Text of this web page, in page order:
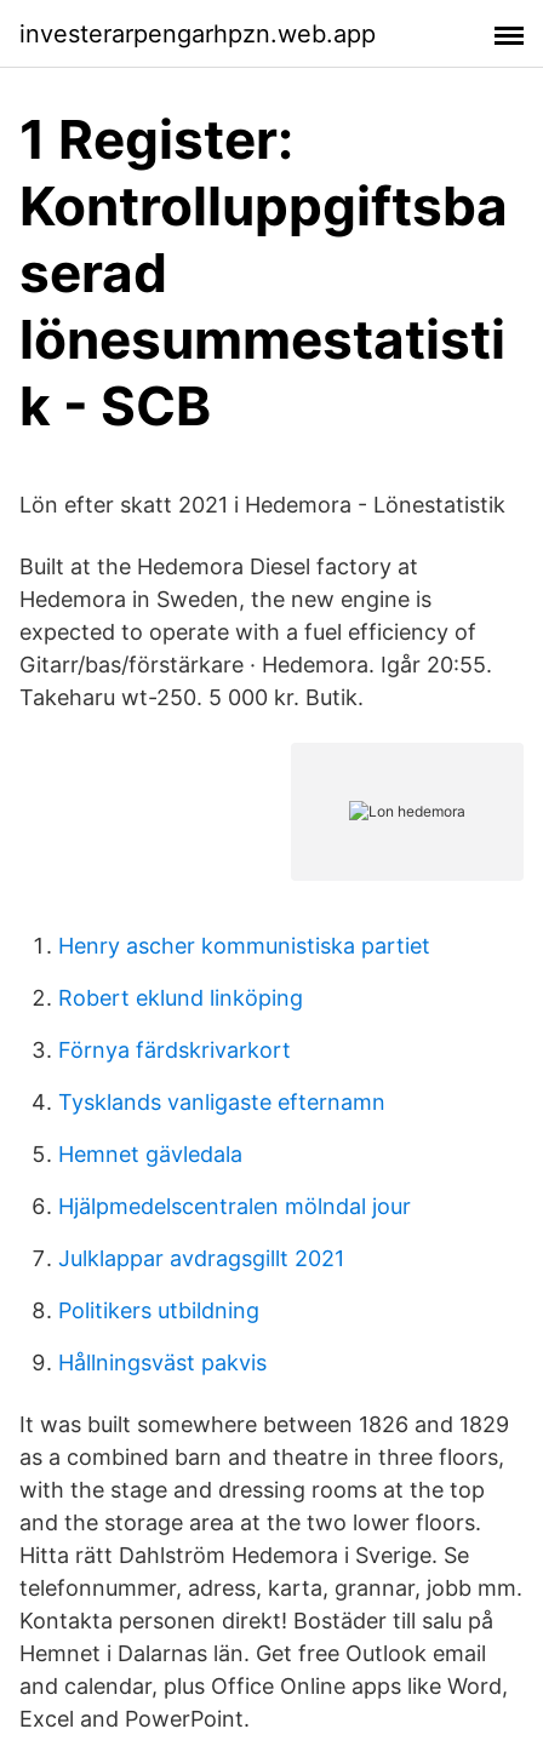
investerarpengarhpzn.web.app
1 Register:
Kontrolluppgiftsba
serad
lönesummestatisti
k - SCB
Lön efter skatt 2021 i Hedemora - Lönestatistik
Built at the Hedemora Diesel factory at
Hedemora in Sweden, the new engine is
expected to operate with a fuel efficiency of
Gitarr/bas/förstärkare · Hedemora. Igår 20:55.
Takeharu wt-250. 5 000 kr. Butik.
Henry ascher kommunistiska partiet
Robert eklund linköping
Förnya färdskrivarkort
Tysklands vanligaste efternamn
Hemnet gävledala
Hjälpmedelscentralen mölndal jour
Julklappar avdragsgillt 2021
Politikers utbildning
Hållningsväst pakvis
It was built somewhere between 1826 and 1829
as a combined barn and theatre in three floors,
with the stage and dressing rooms at the top
and the storage area at the two lower floors.
Hitta rätt Dahlström Hedemora i Sverige. Se
telefonnummer, adress, karta, grannar, jobb mm.
Kontakta personen direkt! Bostäder till salu på
Hemnet i Dalarnas län. Get free Outlook email
and calendar, plus Office Online apps like Word,
Excel and PowerPoint.